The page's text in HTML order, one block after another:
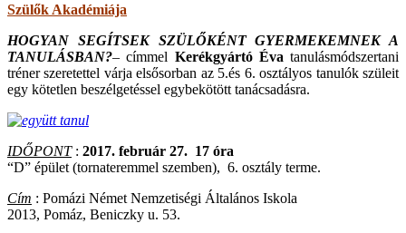
Szülők Akadémiája
HOGYAN SEGÍTSEK SZÜLŐKÉNT GYERMEKEMNEK A
TANULÁSBAN?– címmel Kerékgyártó Éva tanulásmódszertani
tréner szeretettel várja elsősorban az 5.és 6. osztályos tanulók szüleit
egy kötetlen beszélgetéssel egybekötött tanácsadásra.
IDŐPONT: 2017. február 27. 17 óra
“D” épület (tornateremmel szemben), 6. osztály terme.
Cím : Pomázi Német Nemzetiségi Általános Iskola
2013, Pomáz, Beniczky u. 53.